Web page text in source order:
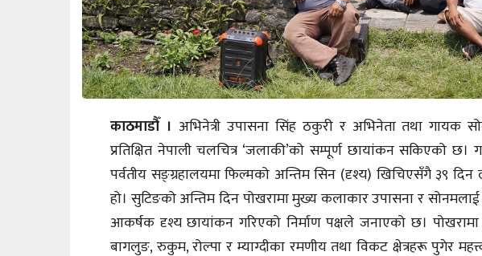
काठमाडौँ । अभिनेत्री उपासना सिंह ठकुरी र अभिनेता तथा गायक
प्रतिक्षित नेपाली चलचित्र ‘जलाकी’को सम्पूर्ण छायांकन सकिएको छ। गत
पर्वतीय सङ्ग्रहालयमा फिल्मको अन्तिम सिन (दृश्य) खिचिएसँगै ३९
हो। सुटिङको अन्तिम दिन पोखरामा मुख्य कलाकार उपासना र
आकर्षक दृश्य छायांकन गरिएको निर्माण पक्षले जनाएको छ।
बागलुङ, रुकुम, रोल्पा र म्याग्दीका रमणीय तथा विकट क्षेत्रहरू पुगेर